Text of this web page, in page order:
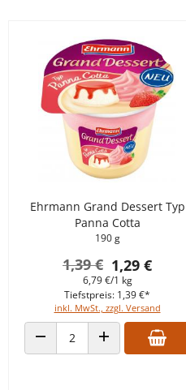
Ehrmann Grand Dessert Typ
Panna Cotta
190 g
1,29 €
1,39 €
6,79 €/1 kg
inkl. MwSt., zzgl. Versand
Tiefstpreis: 1,39 €*
ANZAHL VERRINGERNANZAHL ERHÖHEN